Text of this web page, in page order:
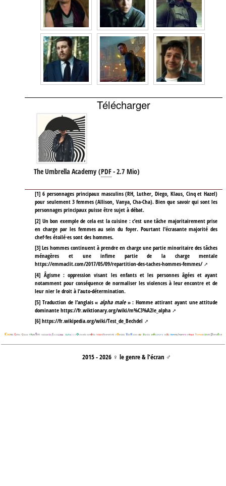
Télécharger
The Umbrella Academy (PDF-2.7 Mio)
[1]6 personnages principaux masculins (RH, Luther, Diego, Klaus, Cinq et Hazel)
pour seulement 3 femmes (Allison, Vanya, Cha-Cha). Bien que savoir qui sont les
personnages principaux puisse être sujet à débat.
[2] Un bon exemple de cela est la cuisine : c’est une tâche majoritairement prise
en charge par les femmes au sein du foyer. Pourtant l’écrasante majorité des
chef·fes étoilé·es sont des hommes.
[3]Les hommes continuent à prendre en charge une partie minoritaire des tâches
ménagères et une infime partie de la charge mentale
https://emmaclit.com/2017/05/09/repartition-des-taches-hommes-femmes/
[4] Âgisme : oppression visant les enfants et les personnes âgées et ayant
notamment pour conséquence de normaliser les violences à leur encontre et de
leur nier le droit à l’auto-détermination.
[5]Traduction de l’anglais «alpha male» : Homme attirant ayant une attitude
dominantehttps://fr.wiktionary.org/wiki/m%C3%A2le_alpha
[6]https://fr.wikipedia.org/wiki/Test_de_Bechdel
2015 - 2026 ♀ le genre & l’écran ♂